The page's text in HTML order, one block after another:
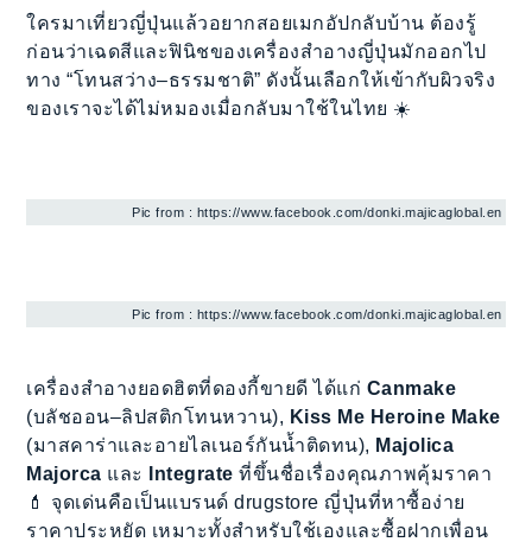
ใครมาเที่ยวญี่ปุ่นแล้วอยากสอยเมกอัปกลับบ้าน ต้องรู้
ก่อนว่าเฉดสีและฟินิชของเครื่องสำอางญี่ปุ่นมักออกไป
ทาง “โทนสว่าง–ธรรมชาติ” ดังนั้นเลือกให้เข้ากับผิวจริง
ของเราจะได้ไม่หมองเมื่อกลับมาใช้ในไทย ☀️
Pic from : https://www.facebook.com/donki.majicaglobal.en
Pic from : https://www.facebook.com/donki.majicaglobal.en
เครื่องสำอางยอดฮิตที่ดองกี้ขายดี ได้แก่ Canmake
(บลัชออน–ลิปสติกโทนหวาน), Kiss Me Heroine Make
(มาสคาร่าและอายไลเนอร์กันน้ำติดทน), Majolica
Majorca และ Integrate ที่ขึ้นชื่อเรื่องคุณภาพคุ้มราคา
💄 จุดเด่นคือเป็นแบรนด์ drugstore ญี่ปุ่นที่หาซื้อง่าย
ราคาประหยัด เหมาะทั้งสำหรับใช้เองและซื้อฝากเพื่อน